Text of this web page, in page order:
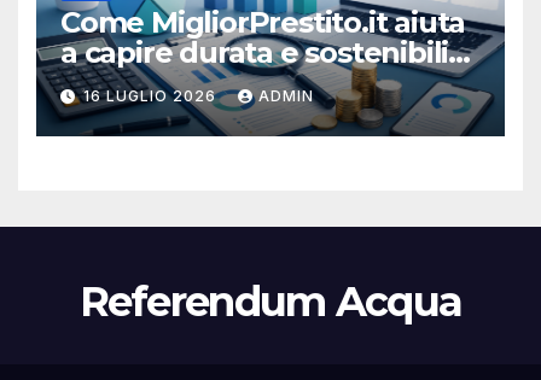
Come MigliorPrestito.it aiuta
a capire durata e sostenibilità
della rata
16 LUGLIO 2026 ADMIN
Referendum Acqua